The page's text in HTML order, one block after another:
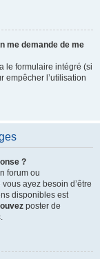
me demande de me
le formulaire intégré (si
empêcher l’utilisation
?
forum ou
ayez besoin d’être
disponibles est
poster de